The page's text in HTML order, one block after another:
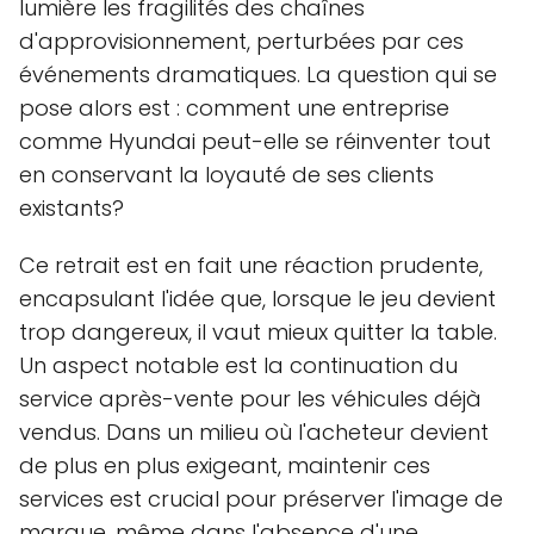
lumière les fragilités des chaînes
d'approvisionnement, perturbées par ces
événements dramatiques. La question qui se
pose alors est : comment une entreprise
comme Hyundai peut-elle se réinventer tout
en conservant la loyauté de ses clients
existants?
Ce retrait est en fait une réaction prudente,
encapsulant l'idée que, lorsque le jeu devient
trop dangereux, il vaut mieux quitter la table.
Un aspect notable est la continuation du
service après-vente pour les véhicules déjà
vendus. Dans un milieu où l'acheteur devient
de plus en plus exigeant, maintenir ces
services est crucial pour préserver l'image de